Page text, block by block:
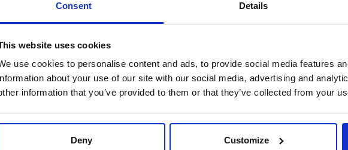
Consent Details
website uses cookies
use cookies to personalise content and ads, to provide social media features
about your use of our site with our social media, advertising and
information that you’ve provided to them or that they’ve collected from your
Deny Customize
C